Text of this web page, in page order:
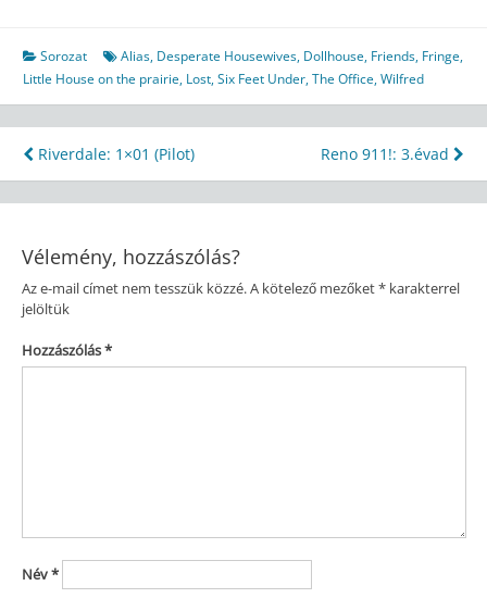
Sorozat Alias, Desperate Housewives, Dollhouse, Friends, Fringe,
Little House on the prairie, Lost,Six Feet Under,The Office,Wilfred
Bejegyzés
navigáció
Riverdale: 1×01 (Pilot) Reno 911!: 3.évad
Vélemény, hozzászólás?
Az e-mail címet nem tesszük közzé.A kötelező mezőket*karakterrel
jelöltük
Hozzászólás*
Név*